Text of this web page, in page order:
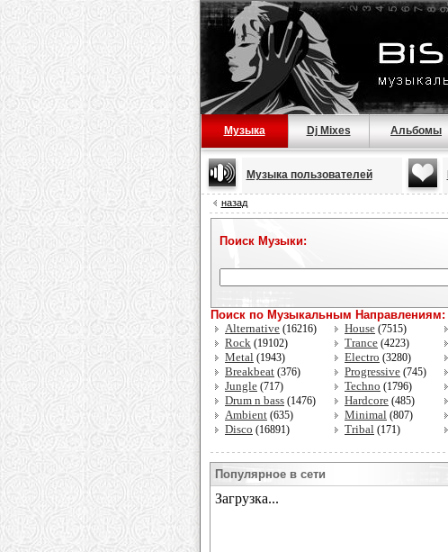
Музыка Dj Mixes Альбомы
Музыка пользователей
назад
Поиск Музыки:
Поиск по Музыкальным Направлениям:
Alternative (16216) House (7515)
Rock (19102) Trance (4223)
Metal (1943) Electro (3280)
Breakbeat (376) Progressive (745)
Jungle (717) Techno (1796)
Drum n bass (1476) Hardcore (485)
Ambient (635) Minimal (807)
Disco (16891) Tribal (171)
Популярное в сети